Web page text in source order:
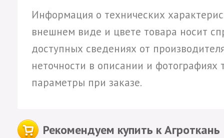
Информация о технических
внешнем виде и цвете товара носит
доступных сведениях от
неточности в описании и фотографиях
параметры при заказе.
Рекомендуем купить к